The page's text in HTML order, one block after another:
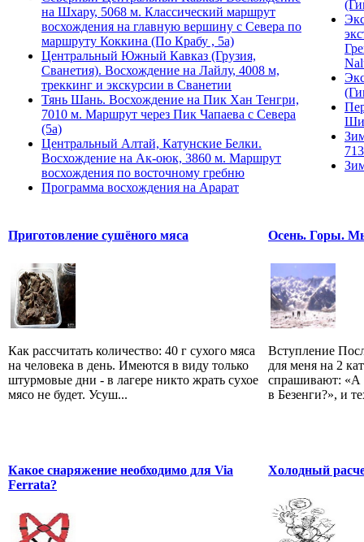
на Шхару, 5068 м. Классический маршрут
восхождения на главную вершину с Севера по
маршруту Коккина (По Крабу , 5а)
Центральный Южный Кавказ (Грузия,
Сванетия). Восхождение на Лайлу, 4008 м,
треккинг и экскурсии в Сванетии
Тянь Шань. Восхождение на Пик Хан Тенгри,
7010 м. Маршрут через Пик Чапаева с Севера
(5а)
Центральный Алтай, Катунские Белки.
Восхождение на Ак-оюк, 3860 м. Маршрут
восхождения по восточному гребню
Программа восхождения на Арарат
Приготовление сушёного мяса
Как рассчитать количество: 40 г сухого мяса
на человека в день. Имеются в виду только
штурмовые дни - в лагере никто жрать сухое
мясо не будет. Усуш...
Осень. Горы.
Вступление
для меня на 2
спрашивают: «А
в Безенги?», и
Какое снаряжение необходимо для Via
Ferrata?
Холодный